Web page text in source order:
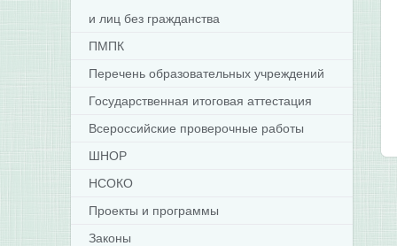
и лиц без гражданства
ПМПК
Перечень образовательных учреждений
Государственная итоговая аттестация
Всероссийские проверочные работы
ШНОР
НСОКО
Проекты и программы
Законы